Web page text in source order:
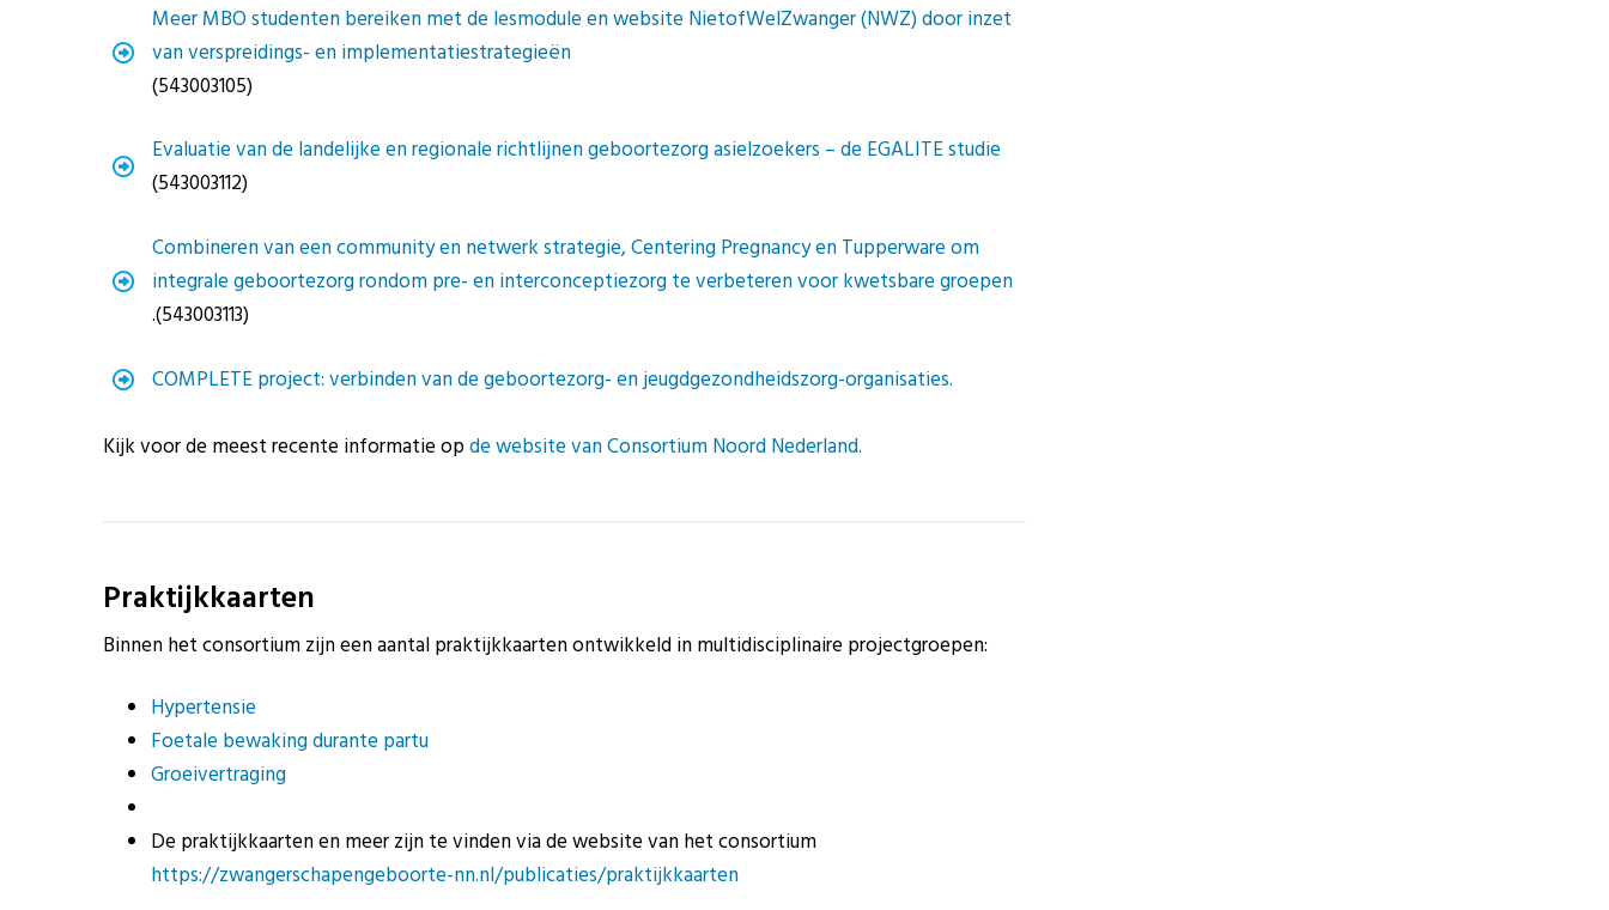
Meer MBO studenten bereiken met de lesmodule en website NietofWelZwanger (NWZ) door inzet
van verspreidings- en implementatiestrategieën
(543003105)
Evaluatie van de landelijke en regionale richtlijnen geboortezorg asielzoekers – de EGALITE studie
(543003112)
Combineren van een community en netwerk strategie, Centering Pregnancy en Tupperware om
integrale geboortezorg rondom pre- en interconceptiezorg te verbeteren voor kwetsbare groepen
.(543003113)
COMPLETE project: verbinden van de geboortezorg- en jeugdgezondheidszorg-organisaties.
Kijk voor de meest recente informatie opde website van Consortium Noord Nederland.
Praktijkkaarten
Binnen het consortium zijn een aantal praktijkkaarten ontwikkeld in multidisciplinaire projectgroepen:
Hypertensie
Foetale bewaking durante partu
Groeivertraging
De praktijkkaarten en meer zijn te vinden via de website van het consortium
https://zwangerschapengeboorte-nn.nl/publicaties/praktijkkaarten